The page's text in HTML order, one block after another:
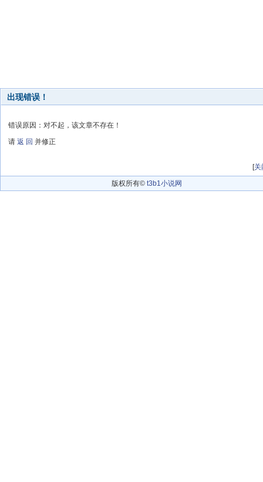
出现错误！
错误原因：对不起，该文章不存在！
请 返 回 并修正
[关
版权所有© t3b1小说网